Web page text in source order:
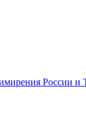
России